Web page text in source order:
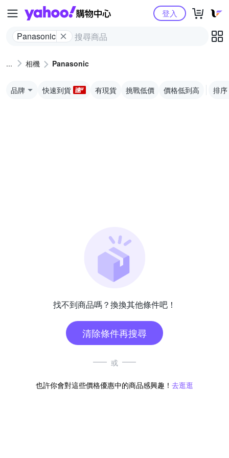
Yahoo購物中心
Panasonic
登入
相機 Panasonic
品牌 快速到貨 有現貨 挑戰低價 價格低到高 排序
找不到商品嗎？換換其他條件吧！
清除條件再搜尋
或
也許你會對這些價格優惠中的商品感興趣！ 去逛逛